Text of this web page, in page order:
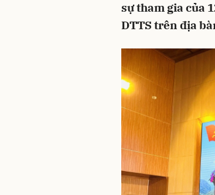
sự tham gia của
DTTS trên địa